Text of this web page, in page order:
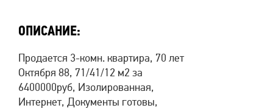
ОПИСАНИЕ:
Продается 3-комн. квартира, 70 лет
Октября 88, 71/41/12 м2 за
6400000руб, Изолированная,
Интернет, Документы готовы,